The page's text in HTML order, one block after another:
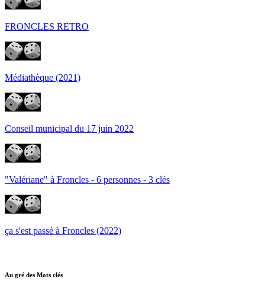
FRONCLES RETRO
Médiathèque (2021)
Conseil municipal du 17 juin 2022
"Valériane" à Froncles - 6 personnes - 3 clés
ça s'est passé à Froncles (2022)
Au gré des Mots clés